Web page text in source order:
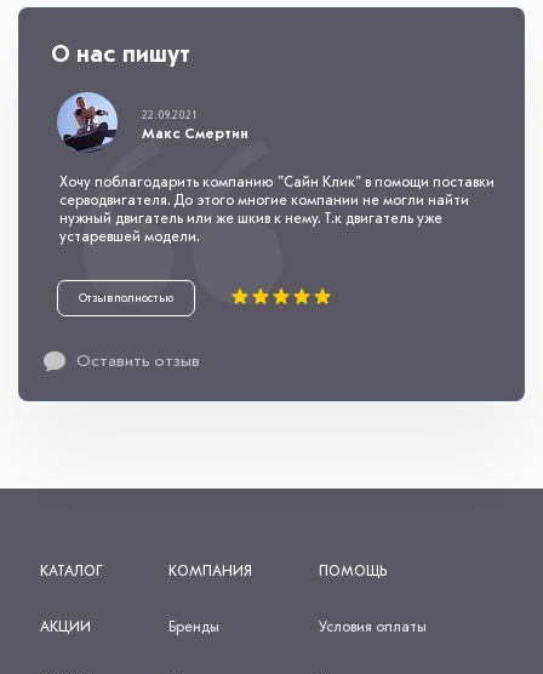
О нас пишут
Оставить отзыв
22.09.2021
Макс Смертин
Хочу поблагодарить компанию "Сайн Клик" в помощи поставки
серводвигателя. До этого многие компании не могли найти
нужный двигатель или же шкив к нему. Т.к двигатель уже
устаревшей модели.
Отзыв полностью
КАТАЛОГ
АКЦИИ
КОМПАНИЯ
Бренды
ПОМОЩЬ
Условия оплаты